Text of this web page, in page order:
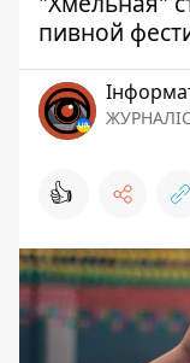
пивной
👍